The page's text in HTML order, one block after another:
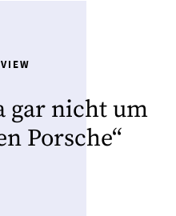
gar nicht um
Porsche“